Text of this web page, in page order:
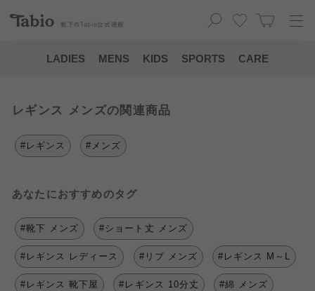
靴下の Tabio 公式通販
LADIES MENS KIDS SPORTS CARE
レギンス メンズの関連商品
#レギンス #メンズ
あなたにおすすめのタグ
#靴下 メンズ #ショート丈 メンズ
#レギンス レディース #リブ メンズ #レギンス M～L
#レギンス 靴下屋 #レギンス 10分丈 #綿 メンズ